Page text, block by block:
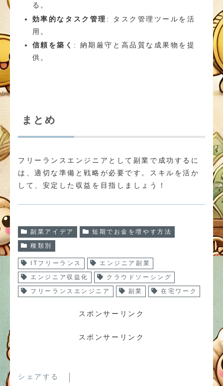
る。
効率的なタスク管理 : タスク管理ツールを活
用。
信頼を築く : 納期厳守と高品質な成果物を提
供。
まとめ
フリーランスエンジニアとして副業で成功するに
は、適切な準備と戦略が必要です。スキルを活か
して、安定した収益を目指しましょう！
副業アイデア
短期でお金を増やす方法
種類別
ITフリーランス
エンジニア副業
エンジニア収益化
クラウドソーシング
フリーランスエンジニア
副業 在宅ワーク
スポンサーリンク
スポンサーリンク
シェアする